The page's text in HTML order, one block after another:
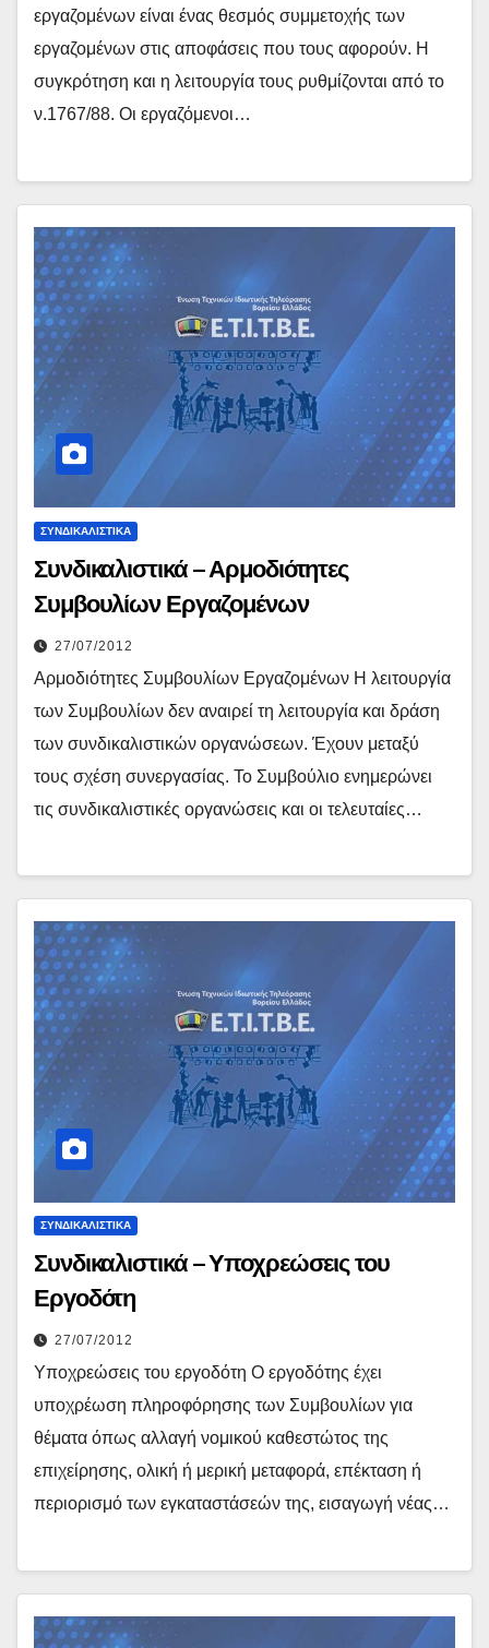
εργαζομένων είναι ένας θεσμός συμμετοχής των
εργαζομένων στις αποφάσεις που τους αφορούν. Η
συγκρότηση και η λειτουργία τους ρυθμίζονται από το
ν.1767/88. Οι εργαζόμενοι…
ΣΥΝΔΙΚΑΛΙΣΤΙΚΆ
Συνδικαλιστικά – Αρμοδιότητες
Συμβουλίων Εργαζομένων
27/07/2012
Αρμοδιότητες Συμβουλίων Εργαζομένων Η λειτουργία
των Συμβουλίων δεν αναιρεί τη λειτουργία και δράση
των συνδικαλιστικών οργανώσεων. Έχουν μεταξύ
τους σχέση συνεργασίας. Το Συμβούλιο ενημερώνει
τις συνδικαλιστικές οργανώσεις και οι τελευταίες…
ΣΥΝΔΙΚΑΛΙΣΤΙΚΆ
Συνδικαλιστικά – Υποχρεώσεις του
Εργοδότη
27/07/2012
Υποχρεώσεις του εργοδότη Ο εργοδότης έχει
υποχρέωση πληροφόρησης των Συμβουλίων για
θέματα όπως αλλαγή νομικού καθεστώτος της
επιχείρησης, ολική ή μερική μεταφορά, επέκταση ή
περιορισμό των εγκαταστάσεών της, εισαγωγή νέας…